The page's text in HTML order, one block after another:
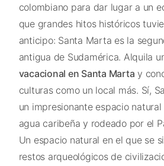
colombiano para dar lugar a un
que grandes hitos históricos
anticipo: Santa Marta es la
antigua de Sudamérica. Alquila
vacacional en Santa Marta y
culturas como un local más. Sí,
un impresionante espacio
agua caribeña y rodeado por el
Un espacio natural en el que se
restos arqueológicos de